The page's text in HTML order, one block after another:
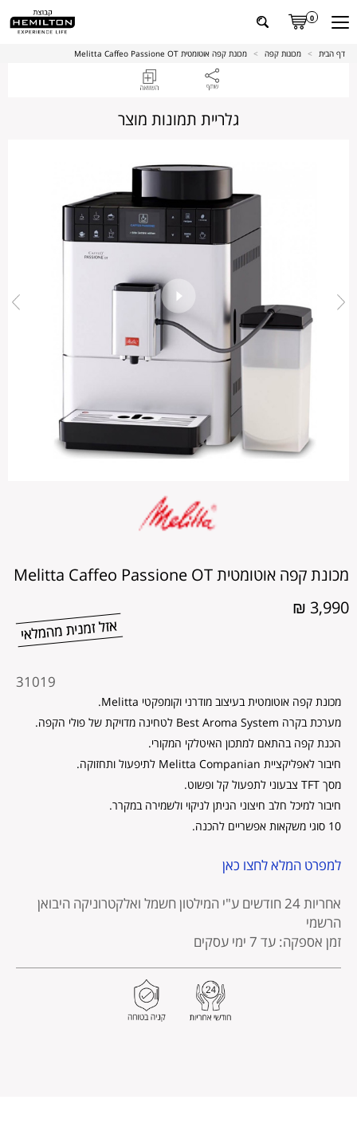
0
דף הבית > מכונות קפה > מכונת קפה אוטומטית Melitta Caffeo Passione OT
מכונת קפה אוטומטית Melitta Caffeo Passione OT
3,990 ₪
31019
מוצר
מכונת קפה אוטומטית בעיצוב מודרני וקומפקטי Melitta.
מערכת בקרה Best Aroma System לטחינה מדויקת של פולי הקפה.
הכנת קפה בהתאם למתכון האיטלקי המקורי.
חיבור לאפליקציית Melitta Companian לתיפעול ותחזוקה.
מסך TFT צבעוני לתפעול קל ופשוט.
חיבור למיכל חלב חיצוני הניתן לניקוי ולשמירה במקרר.
10 סוגי משקאות אפשריים להכנה.
למפרט המלא לחצו כאן
אחריות 24 חודשים
ע"י המילטון חשמל ואלקטרוניקה היבואן
הרשמי
זמן אספקה: עד 7 ימי עסקים
גלריית תמונות מוצר